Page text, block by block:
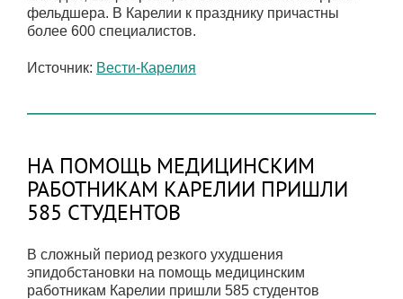
фельдшера. В Карелии к празднику причастны
более 600 специалистов.
Источник: Вести-Карелия
НА ПОМОЩЬ МЕДИЦИНСКИМ
РАБОТНИКАМ КАРЕЛИИ ПРИШЛИ
585 СТУДЕНТОВ
В сложный период резкого ухудшения
эпидобстановки на помощь медицинским
работникам Карелии пришли 585 студентов